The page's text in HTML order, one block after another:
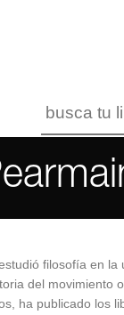
filosofía en
del
ha publicado los